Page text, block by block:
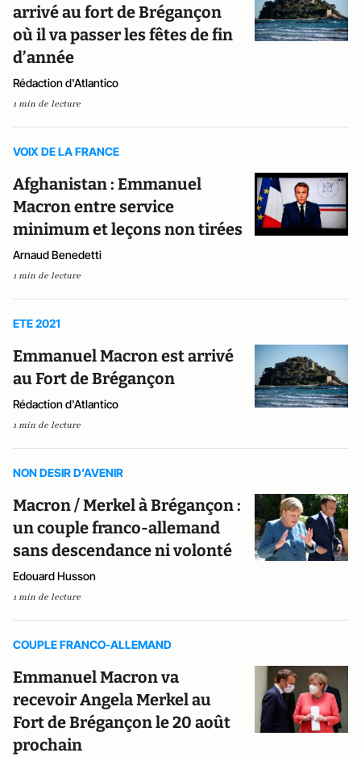
arrivé au fort de Brégançon
où il va passer les fêtes de fin
d’année
Rédaction d'Atlantico
1 min de lecture
VOIX DE LA FRANCE
Afghanistan : Emmanuel
Macron entre service
minimum et leçons non tirées
Arnaud Benedetti
1 min de lecture
ETE 2021
Emmanuel Macron est arrivé
au Fort de Brégançon
Rédaction d'Atlantico
1 min de lecture
NON DESIR D’AVENIR
Macron / Merkel à Brégançon :
un couple franco-allemand
sans descendance ni volonté
Edouard Husson
1 min de lecture
COUPLE FRANCO-ALLEMAND
Emmanuel Macron va
recevoir Angela Merkel au
Fort de Brégançon le 20 août
prochain